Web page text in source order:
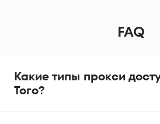
FAQ
Какие типы прокси
Того?